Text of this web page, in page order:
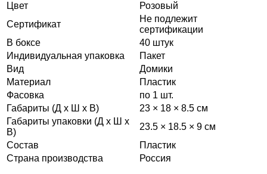
Цвет
Розовый
Сертификат
Не подлежит
сертификации
В боксе
40 штук
Индивидуальная упаковка
Пакет
Вид
Домики
Материал
Пластик
Фасовка
по 1 шт.
Габариты (Д х Ш х В)
23 × 18 × 8.5 см
Габариты упаковки (Д х Ш х
В)
23.5 × 18.5 × 9 см
Состав
Пластик
Страна производства
Россия